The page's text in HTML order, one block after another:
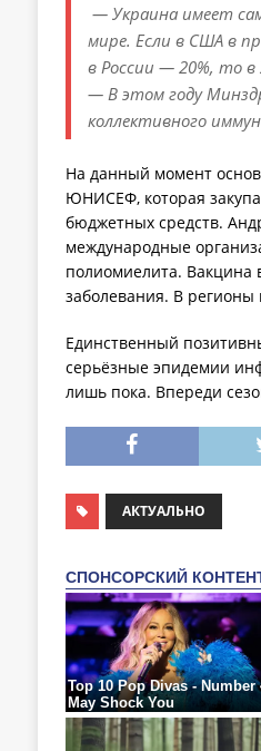
— Украина имеет
мире. Если в США в
в России — 20%, то
— В этом году
коллективного
На данный момент
ЮНИСЕФ, которая
бюджетных средств.
международные
полиомиелита. Вакцина
заболевания. В регионы
Единственный
серьёзные эпидемии
лишь пока. Впереди
АКТУАЛЬНО